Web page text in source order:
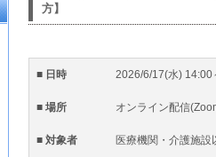
方】
■ 日時 2026/6/17(水)
■ 場所 オンライン配信
■ 対象者 医療機関・介護施設